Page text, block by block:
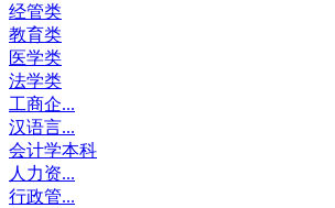
经管类
教育类
医学类
法学类
工商企...
汉语言...
会计学本科
人力资...
行政管...